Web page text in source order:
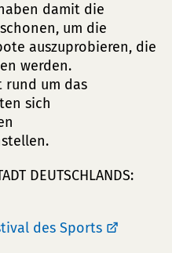
damit die
um die
auszuprobieren, die
werden.
rund um das
sich
DEUTSCHLANDS:
des Sports